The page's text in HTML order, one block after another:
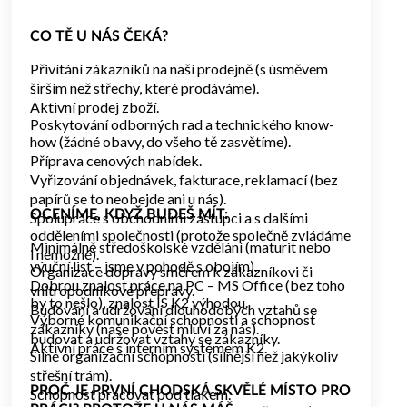
Firemní akce a teambuildingy.
Zaměstnanecké slevy na prodávané produkty,
materiály a služby.
Příležitosti pro osobní a kariérní rozvoj v rámci
společnosti (tvůj růst je i náš růst).
Dlouhodobé zaměstnání na hlavní pracovní poměr.
Pravidelnou a včasnou výplatu.
Kvalitní zaškolení zkušenými kolegy (protože každý
mistr byl kdysi nováček).
Pokud se vidíš v našich požadavcích a máš zájem
se k nám přidat, zašli nám svůj životopis. Těšíme
se na Tvoji odpověď!
CO TĚ U NÁS ČEKÁ?
Přivítání zákazníků na naší prodejně (s úsměvem
širším než střechy, které prodáváme).
Aktivní prodej zboží.
Poskytování odborných rad a technického know-
how (žádné obavy, do všeho tě zasvětíme).
Příprava cenových nabídek.
Vyřizování objednávek, fakturace, reklamací (bez
papírů se to neobejde ani u nás).
Spolupráce s obchodními zástupci a s dalšími
odděleními společnosti (protože společně zvládáme
i nemožné).
Organizace dopravy směrem k zákazníkovi či
vnitropodnikové přepravy.
Budování a udržování dlouhodobých vztahů se
zákazníky (naše pověst mluví za nás).
Aktivní práce s interním systémem K2.
OCENÍME, KDYŽ BUDEŠ MÍT:
Minimálně středoškolské vzdělání (maturit nebo
výuční list – jsme v pohodě s obojím).
Dobrou znalost práce na PC – MS Office (bez toho
by to nešlo), znalost IS K2 výhodou.
Výborné komunikační schopnosti a schopnost
budovat a udržovat vztahy se zákazníky.
Silné organizační schopnosti (silnější než jakýkoliv
střešní trám).
Schopnost pracovat pod tlakem.
PROČ JE PRVNÍ CHODSKÁ SKVĚLÉ MÍSTO PRO